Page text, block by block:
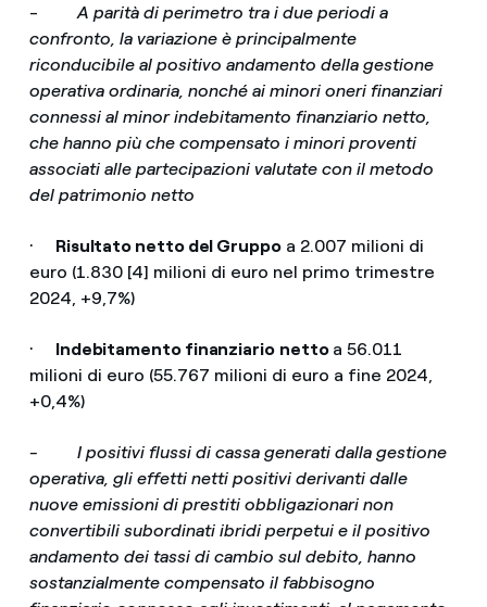
- A parità di perimetro tra i due periodi a
confronto, la variazione è principalmente
riconducibile al positivo andamento della gestione
operativa ordinaria, nonché ai minori oneri finanziari
connessi al minor indebitamento finanziario netto,
che hanno più che compensato i minori proventi
associati alle partecipazioni valutate con il metodo
del patrimonio netto
· Risultato netto del Gruppoa 2.007 milioni di
euro (1.830 [4] milioni di euro nel primo trimestre
2024, +9,7%)
· Indebitamento finanziario nettoa 56.011
milioni di euro (55.767 milioni di euro a fine 2024,
+0,4%)
- I positivi flussi di cassa generati dalla gestione
operativa, gli effetti netti positivi derivanti dalle
nuove emissioni di prestiti obbligazionari non
convertibili subordinati ibridi perpetui e il positivo
andamento dei tassi di cambio sul debito, hanno
sostanzialmente compensato il fabbisogno